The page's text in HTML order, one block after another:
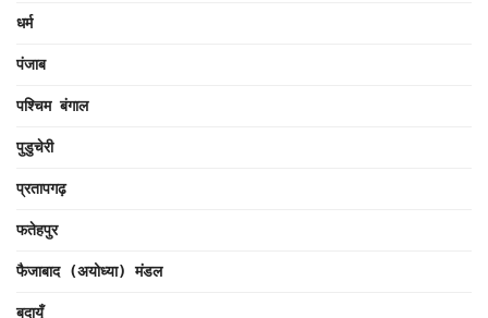
धर्म
पंजाब
पश्चिम बंगाल
पुडुचेरी
प्रतापगढ़
फतेहपुर
फैजाबाद (अयोध्या) मंडल
बदायूँ